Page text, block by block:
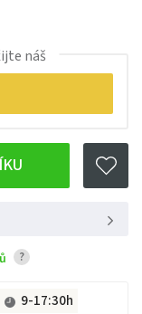
náš
?
9-17:30h